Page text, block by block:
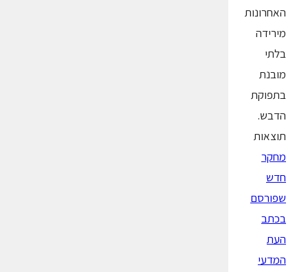
האחרונות
מירידה
בלתי
מובנת
בתפוקת
הדבש.
תוצאות
מחקר
חדש
שפורסם
בכתב
העת
המדעי